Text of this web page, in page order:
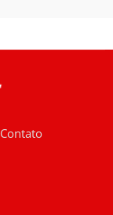
Contato